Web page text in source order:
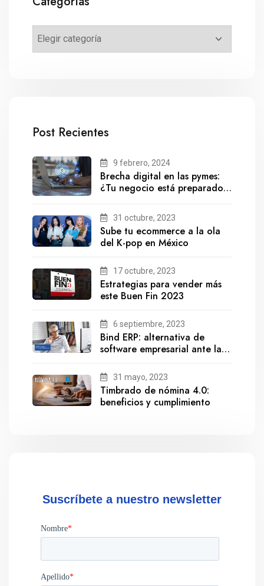
Post Recientes
9 febrero, 2024
Brecha digital en las pymes:
¿Tu negocio está preparado
31 octubre, 2023
Sube tu ecommerce a la ola
del K-pop en México
17 octubre, 2023
Estrategias para vender más
este Buen Fin 2023
6 septiembre, 2023
Bind ERP: alternativa de
software empresarial ante la
31 mayo, 2023
Timbrado de nómina 4.0:
beneficios y cumplimiento
Suscríbete a nuestro newsletter